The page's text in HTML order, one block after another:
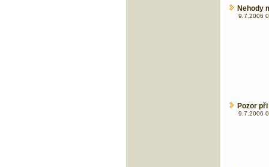
Nehody
9.7.2006
Pozor
9.7.2006